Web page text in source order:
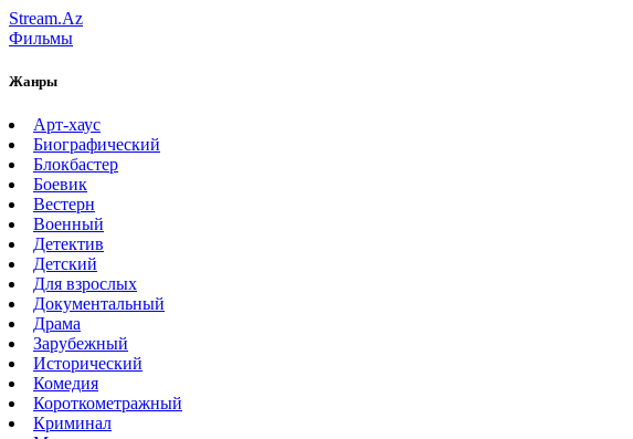
Stream.Az
Фильмы
Жанры
Арт-хаус
Биографический
Блокбастер
Боевик
Вестерн
Военный
Детектив
Детский
Для взрослых
Документальный
Драма
Зарубежный
Исторический
Комедия
Короткометражный
Криминал